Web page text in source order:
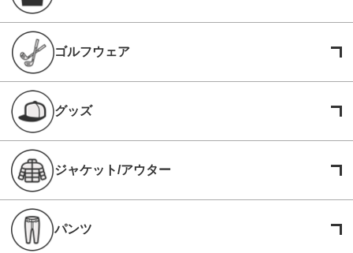
ゴルフウェア
グッズ
ジャケット/アウター
パンツ